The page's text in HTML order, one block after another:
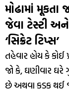
મોઢામાં
જેવા ટેસ્ટી
‘સિક્રેટ ટિપ્સ’
તહેવાર હોય કે
જો કે, ઘણીવાર
છે અથવા કડક થઈ